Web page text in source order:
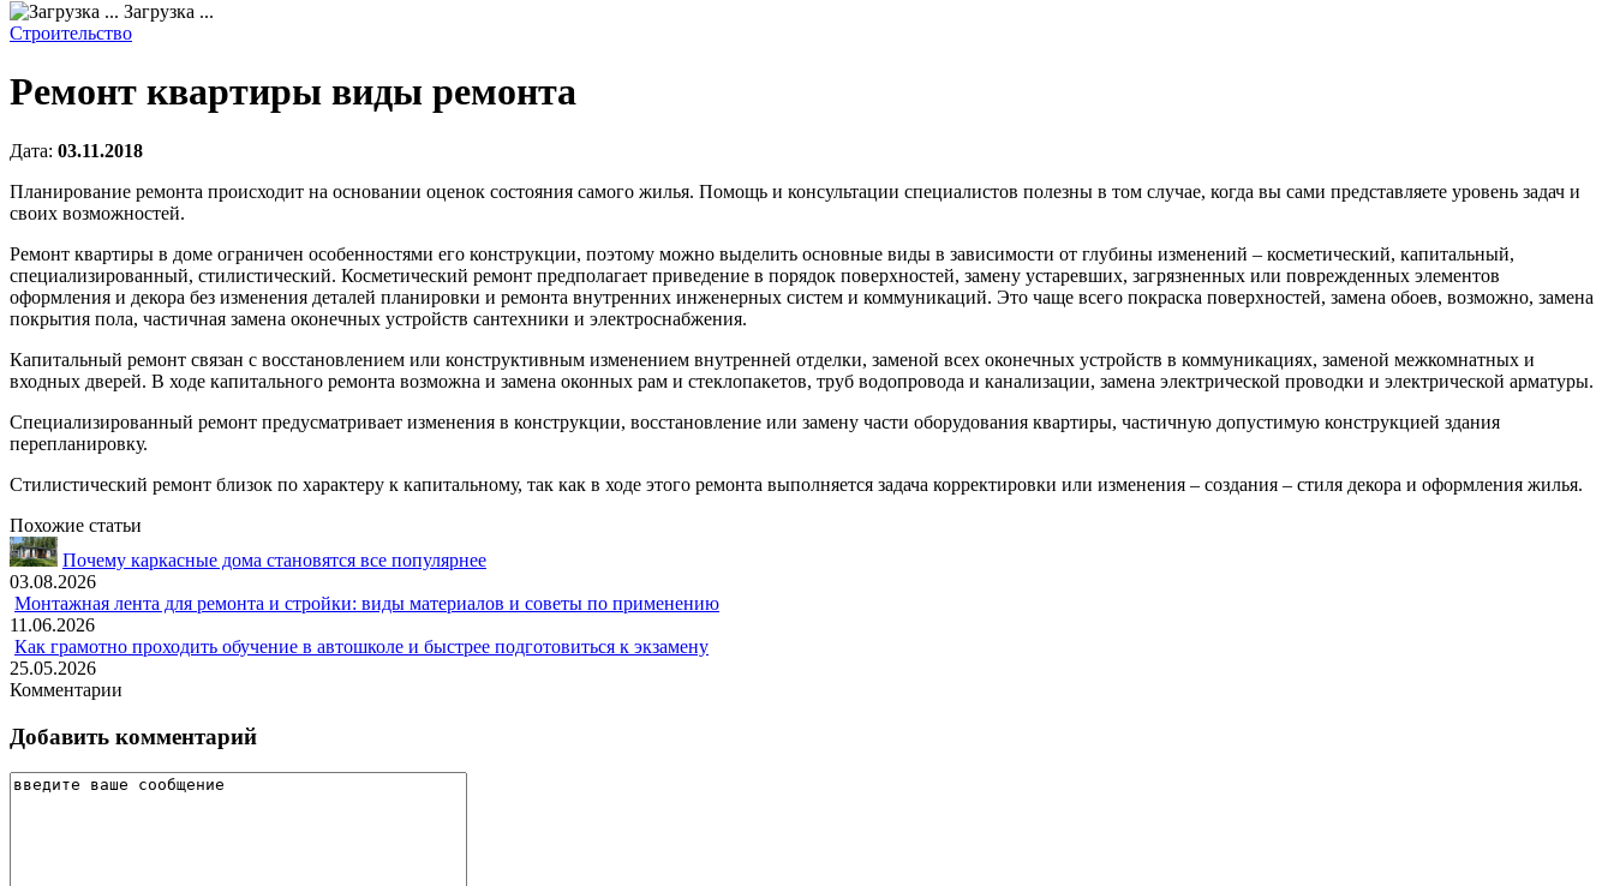
Загрузка ...
Строительство
Ремонт квартиры виды ремонта
Дата: 03.11.2018
Планирование ремонта происходит на основании оценок состояния самого жилья. Помощь и консультации специалистов полезны в том случае, когда вы сами представляете уровень задач и
своих возможностей.
Ремонт квартиры в доме ограничен особенностями его конструкции, поэтому можно выделить основные виды в зависимости от глубины изменений – косметический, капитальный,
специализированный, стилистический. Косметический ремонт предполагает приведение в порядок поверхностей, замену устаревших, загрязненных или поврежденных элементов
оформления и декора без изменения деталей планировки и ремонта внутренних инженерных систем и коммуникаций. Это чаще всего покраска поверхностей, замена обоев, возможно, замена
покрытия пола, частичная замена оконечных устройств сантехники и электроснабжения.
Капитальный ремонт связан с восстановлением или конструктивным изменением внутренней отделки, заменой всех оконечных устройств в коммуникациях, заменой межкомнатных и
входных дверей. В ходе капитального ремонта возможна и замена оконных рам и стеклопакетов, труб водопровода и канализации, замена электрической проводки и электрической арматуры.
Специализированный ремонт предусматривает изменения в конструкции, восстановление или замену части оборудования квартиры, частичную допустимую конструкцией здания
перепланировку.
Стилистический ремонт близок по характеру к капитальному, так как в ходе этого ремонта выполняется задача корректировки или изменения – создания – стиля декора и оформления жилья.
Похожие статьи
Почему каркасные дома становятся все популярнее
03.08.2026
Монтажная лента для ремонта и стройки: виды материалов и советы по применению
11.06.2026
Как грамотно проходить обучение в автошколе и быстрее подготовиться к экзамену
25.05.2026
Комментарии
Добавить комментарий